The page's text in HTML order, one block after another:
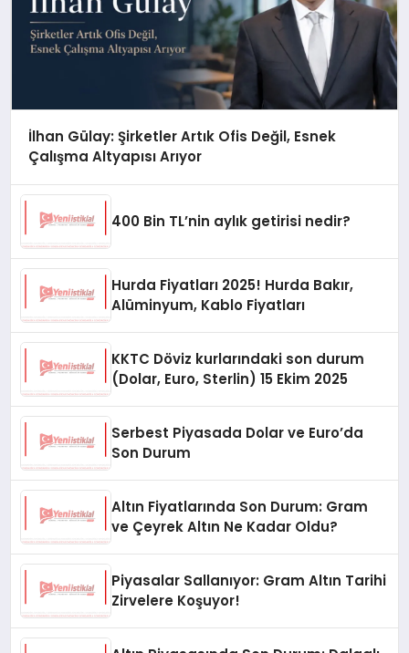
İlhan Gülay: Şirketler Artık Ofis Değil, Esnek
Çalışma Altyapısı Arıyor
400 Bin TL’nin aylık getirisi nedir?
Hurda Fiyatları 2025! Hurda Bakır,
Alüminyum, Kablo Fiyatları
KKTC Döviz kurlarındaki son durum
(Dolar, Euro, Sterlin) 15 Ekim 2025
Serbest Piyasada Dolar ve Euro’da
Son Durum
Altın Fiyatlarında Son Durum: Gram
ve Çeyrek Altın Ne Kadar Oldu?
Piyasalar Sallanıyor: Gram Altın Tarihi
Zirvelere Koşuyor!